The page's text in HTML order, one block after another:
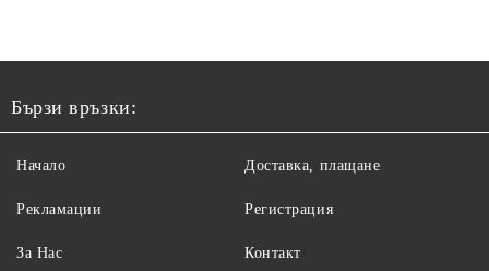
Бързи връзки:
Начало
Рекламации
За Нас
Доставка, плащане
Регистрация
Контакт